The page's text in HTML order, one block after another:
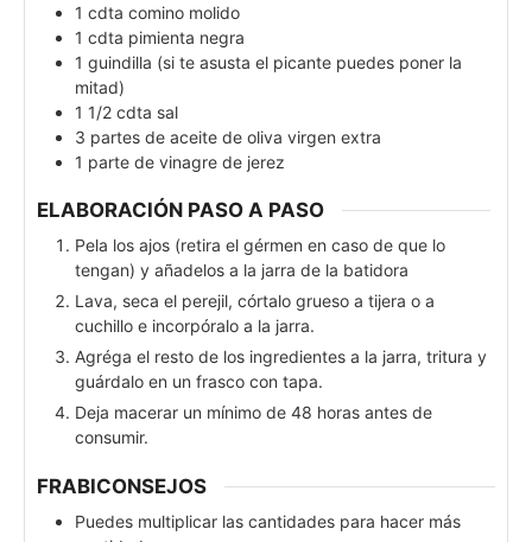
1 cdta comino molido
1 cdta pimienta negra
1 guindilla (si te asusta el picante puedes poner la
mitad)
1 1/2 cdta sal
3 partes de aceite de oliva virgen extra
1 parte de vinagre de jerez
ELABORACIÓN PASO A PASO
Pela los ajos (retira el gérmen en caso de que lo
tengan) y añadelos a la jarra de la batidora
Lava, seca el perejil, córtalo grueso a tijera o a
cuchillo e incorpóralo a la jarra.
Agréga el resto de los ingredientes a la jarra, tritura y
guárdalo en un frasco con tapa.
Deja macerar un mínimo de 48 horas antes de
consumir.
FRABICONSEJOS
Puedes multiplicar las cantidades para hacer más